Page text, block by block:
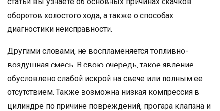
оборотов холостого хода, а также о способах
диагностики неисправности.
Другими словами, не воспламеняется топливно-
воздушная смесь. В свою очередь, такое явление
обусловлено слабой искрой на свече или полным ее
отсутствием. Также возможна низкая компрессия в
цилиндре по причине повреждений, прогара клапана и